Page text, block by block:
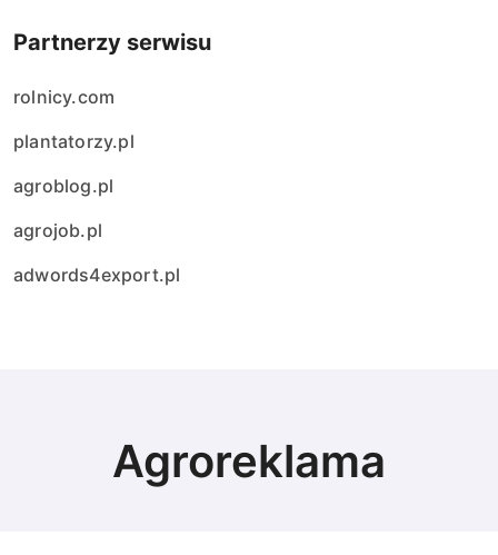
Partnerzy serwisu
rolnicy.com
plantatorzy.pl
agroblog.pl
agrojob.pl
adwords4export.pl
Agroreklama